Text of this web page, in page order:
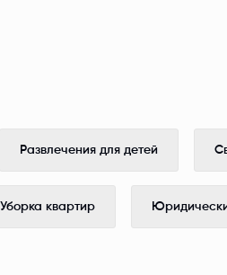
Развлечения для детей
Уборка квартир